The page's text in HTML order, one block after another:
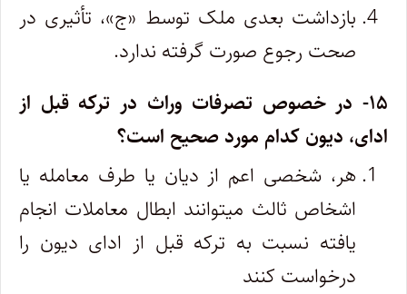
بازداشت بعدی ملک توسط «ج»، تأثیری در
صحت رجوع صورت گرفته ندارد.
۱۵- در خصوص تصرفات وراث در ترکه قبل از
ادای، دیون کدام مورد صحیح است؟
هر، شخصی اعم از دیان یا طرف معامله یا
اشخاص ثالث میتوانند ابطال معاملات انجام
یافته نسبت به ترکه قبل از ادای دیون را
درخواست کنند